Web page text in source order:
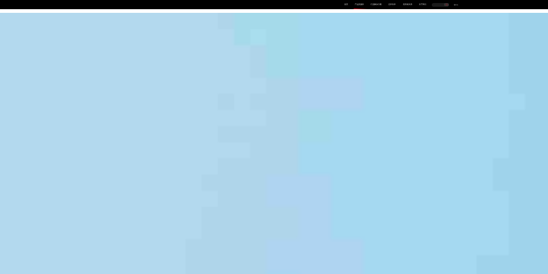
首页 产品及服务 行业解决方案 合作伙伴 投资者关系 关于我们 中EN